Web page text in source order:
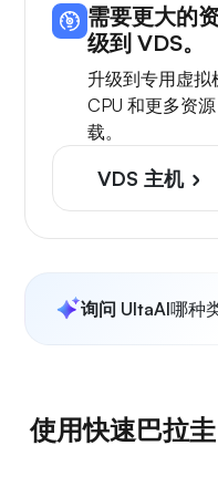
需要更大的
级到 VDS。
升级到专用虚拟
CPU 和更多资
载。
VDS 主机
询问 UltaAI哪种
使用快速巴拉